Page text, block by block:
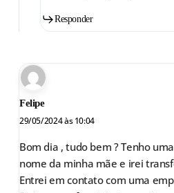
Responder
Felipe
29/05/2024 às 10:04
Bom dia , tudo bem ? Tenho
nome da minha mãe e irei
Entrei em contato com uma